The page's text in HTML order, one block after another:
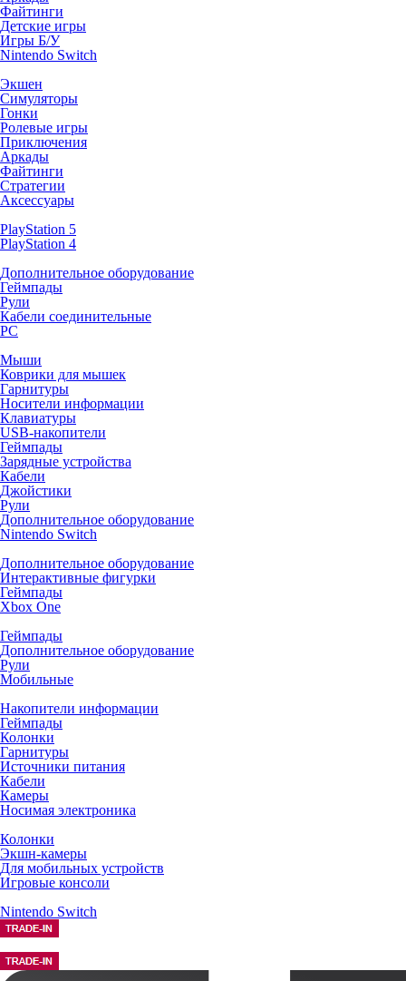
Файтинги
Детские игры
Игры Б/У
Nintendo Switch
Экшен
Симуляторы
Гонки
Ролевые игры
Приключения
Аркады
Файтинги
Стратегии
Аксессуары
PlayStation 5
PlayStation 4
Дополнительное оборудование
Геймпады
Рули
Кабели соединительные
PC
Мыши
Коврики для мышек
Гарнитуры
Носители информации
Клавиатуры
USB-накопители
Геймпады
Зарядные устройства
Кабели
Джойстики
Рули
Дополнительное оборудование
Nintendo Switch
Дополнительное оборудование
Интерактивные фигурки
Геймпады
Xbox One
Геймпады
Дополнительное оборудование
Рули
Мобильные
Накопители информации
Геймпады
Колонки
Гарнитуры
Источники питания
Кабели
Камеры
Носимая электроника
Колонки
Экшн-камеры
Для мобильных устройств
Игровые консоли
Nintendo Switch